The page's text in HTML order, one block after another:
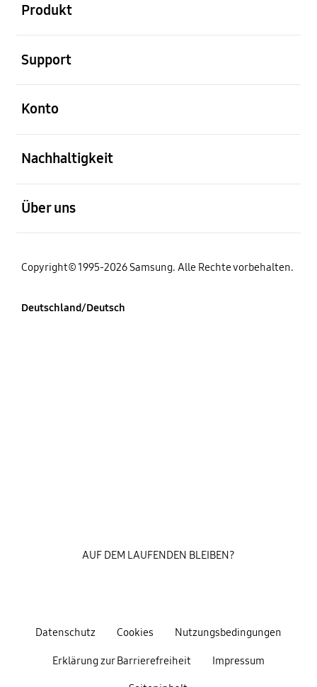
Produkt
Support
Konto
Nachhaltigkeit
Über uns
Copyright© 1995-2026 Samsung. Alle Rechte vorbehalten.
Deutschland/Deutsch
Datenschutz Cookies Nutzungsbedingungen
Erklärung zur Barrierefreiheit Impressum
AUF DEM LAUFENDEN BLEIBEN?